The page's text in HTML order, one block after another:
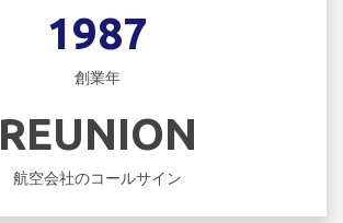
1987
創業年
REUNION
航空会社のコールサイン